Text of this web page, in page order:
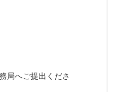
局へご提出くださ